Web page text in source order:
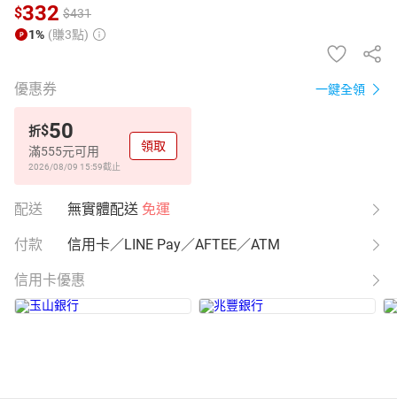
$332 $431
1% (賺3點)
優惠券 一鍵全領
折$50
滿555元可用
2026/08/09 15:59截止
領取
配送 無實體配送 免運
付款 信用卡／LINE Pay／AFTEE／ATM
信用卡優惠